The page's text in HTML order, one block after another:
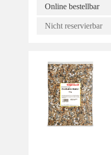
Online bestellbar
Nicht reservierbar